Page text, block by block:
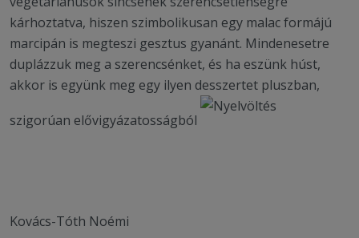
kárhoztatva, hiszen szimbolikusan egy malac formájú
marcipán is megteszi gesztus gyanánt. Mindenesetre
duplázzuk meg a szerencsénket, és ha eszünk húst,
akkor is együnk meg egy ilyen desszertet pluszban,
szigorúan elővigyázatosságból
Kovács-Tóth Noémi